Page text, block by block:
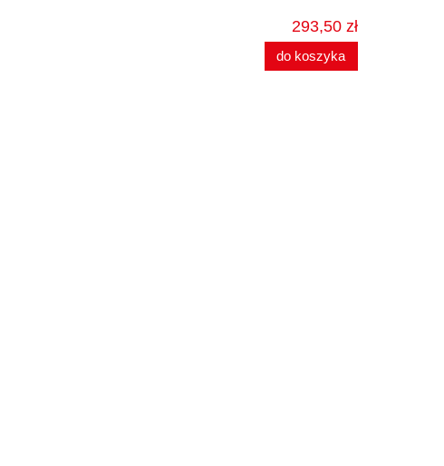
293,50 zł
do koszyka